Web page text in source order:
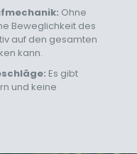
Ohne
Beweglichkeit des
auf den gesamten
kann.
Es gibt
und keine